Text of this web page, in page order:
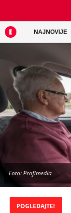
NAJNOVIJE
Foto: Profimedia
POGLEDAJTE!